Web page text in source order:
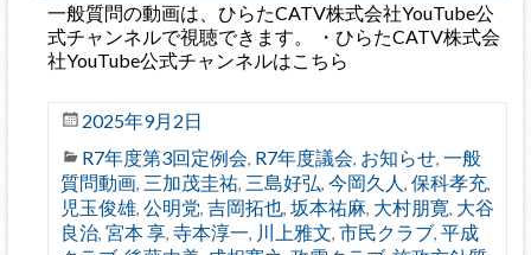
一般質問の動画は、ひらたCATV株式会社YouTube公
式チャンネルで視聴できます。 ・ひらたCATV株式会
社YouTube公式チャンネルはこちら
2025年9月2日
R7年度第3回定例会, R7年度議会, お知らせ, 一般
質問動画, 三加茂圭祐, 三島好弘, 今岡久人 , 保科孝充,
児玉俊雄, 公明党, 吉岡拓也, 坂本祐麻, 大村朋寛, 大谷
良治, 宮本 享, 寺本淳一, 川上雅文, 市民クラブ, 平成